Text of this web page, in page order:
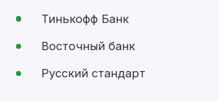
Тинькофф Банк
Восточный банк
Русский стандарт